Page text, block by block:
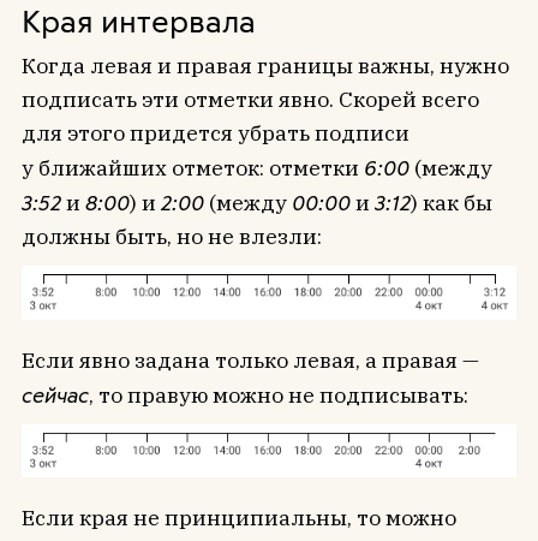
Края интервала
Когда левая и правая границы важны, нужно
подписать эти отметки явно. Скорей всего
для этого придется убрать подписи
у ближайших отметок: отметки 6:00(между
3:52и 8:00) и 2:00(между 00:00и 3:12) как бы
должны быть, но не влезли:
Если явно задана только левая, а правая —
сейчас, то правую можно не подписывать:
Если края не принципиальны, то можно